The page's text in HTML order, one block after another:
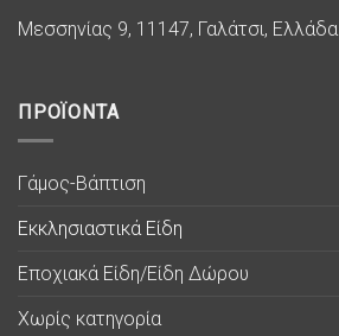
Μεσσηνίας 9, 11147, Γαλάτσι, Ελλάδα
ΠΡΟΪΟΝΤΑ
Γάμος-Βάπτιση
Εκκλησιαστικά Είδη
Εποχιακά Είδη/Είδη Δώρου
Χωρίς κατηγορία